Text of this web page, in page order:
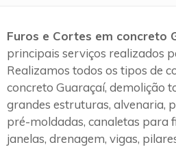
Furos e Cortes em concreto
principais serviços realizados
Realizamos todos os tipos de
concreto Guaraçaí, demolição
grandes estruturas, alvenaria,
pré-moldadas, canaletas para
janelas, drenagem, vigas,